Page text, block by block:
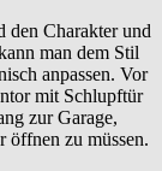
den Charakter und
man dem Stil
anpassen. Vor
mit Schlupftür
zur Garage,
öffnen zu müssen.